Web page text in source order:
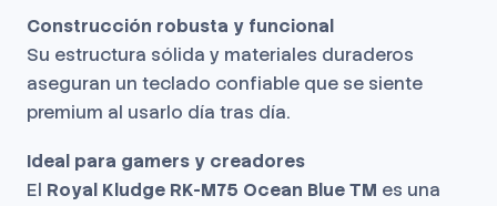
Construcción robusta y funcional
Su estructura sólida y materiales duraderos
aseguran un teclado confiable que se siente
premium al usarlo día tras día.
Ideal para gamers y creadores
El Royal Kludge RK-M75 Ocean Blue TM es una